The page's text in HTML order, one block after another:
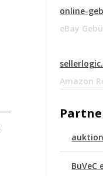
online-
eBay
Amazon
BuVeC